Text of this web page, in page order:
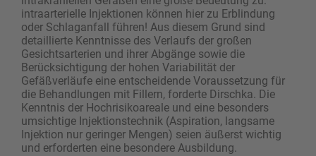
intraarterielle Injektionen können hier zu Erblindung
oder Schlaganfall führen! Aus diesem Grund sind
detaillierte Kenntnisse des Verlaufs der großen
Gesichtsarterien und ihrer Abgänge sowie die
Berücksichtigung der hohen Variabilität der
Gefäßverläufe eine entscheidende Voraussetzung für
die Behandlungen mit Fillern, forderte Dirschka. Die
Kenntnis der Hochrisikoareale und eine besonders
umsichtige Injektionstechnik (Aspiration, langsame
Injektion nur geringer Mengen) seien äußerst wichtig
und erforderten eine besondere Ausbildung.